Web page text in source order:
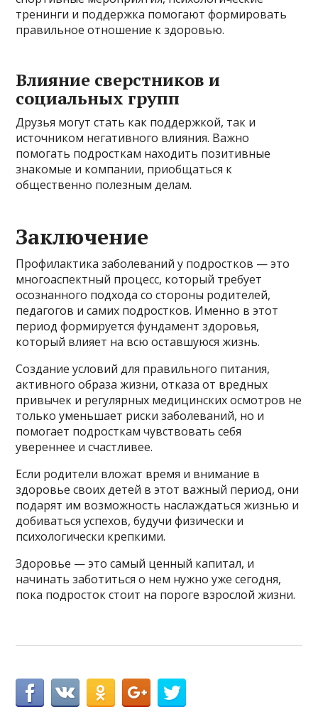
тренинги и поддержка помогают формировать
правильное отношение к здоровью.
Влияние сверстников и
социальных групп
Друзья могут стать как поддержкой, так и
источником негативного влияния. Важно
помогать подросткам находить позитивные
знакомые и компании, приобщаться к
общественно полезным делам.
Заключение
Профилактика заболеваний у подростков — это
многоаспектный процесс, который требует
осознанного подхода со стороны родителей,
педагогов и самих подростков. Именно в этот
период формируется фундамент здоровья,
который влияет на всю оставшуюся жизнь.
Создание условий для правильного питания,
активного образа жизни, отказа от вредных
привычек и регулярных медицинских осмотров не
только уменьшает риски заболеваний, но и
помогает подросткам чувствовать себя
увереннее и счастливее.
Если родители вложат время и внимание в
здоровье своих детей в этот важный период, они
подарят им возможность наслаждаться жизнью и
добиваться успехов, будучи физически и
психологически крепкими.
Здоровье — это самый ценный капитал, и
начинать заботиться о нем нужно уже сегодня,
пока подросток стоит на пороге взрослой жизни.